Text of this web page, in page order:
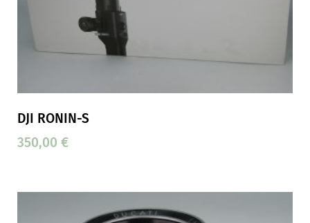
DJI RONIN-S
350,00 €